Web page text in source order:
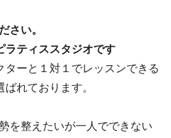
さい。
ラティススタジオです
ーと１対１でレッスンできる
れております。
を整えたいが一人でできない